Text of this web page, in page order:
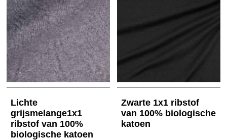
Lichte
grijsmelange1x1
ribstof van 100%
biologische katoen
Zwarte 1x1 ribstof
van 100% biologische
katoen